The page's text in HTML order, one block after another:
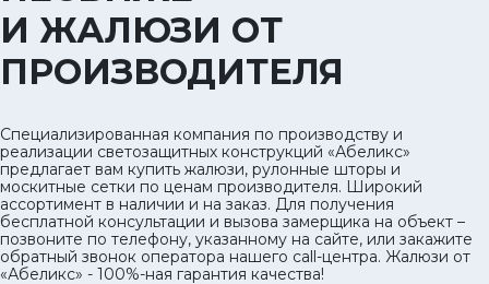
И ЖАЛЮЗИ ОТ
ПРОИЗВОДИТЕЛЯ
Специализированная компания по производству и
реализации светозащитных конструкций «Абеликс»
предлагает вам купить жалюзи, рулонные шторы и
москитные сетки по ценам производителя. Широкий
ассортимент в наличии и на заказ. Для получения
бесплатной консультации и вызова замерщика на объект –
позвоните по телефону, указанному на сайте, или закажите
обратный звонок оператора нашего call-центра. Жалюзи от
«Абеликс» - 100%-ная гарантия качества!